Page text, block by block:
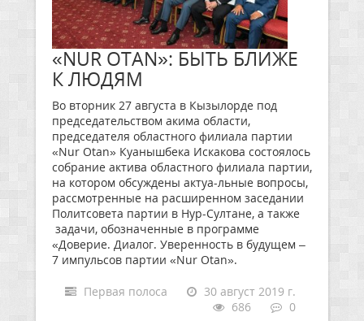
«NUR OTAN»: БЫТЬ БЛИЖЕ
К ЛЮДЯМ
Во вторник 27 августа в Кызылорде под
председательством акима области,
председателя областного филиала партии
«Nur Otan» Куанышбека Искакова состоялось
собрание актива областного филиала партии,
на котором обсуждены актуа-льные вопросы,
рассмотренные на расширенном заседании
Политсовета партии в Нур-Султане, а также
задачи, обозначенные в программе
«Доверие. Диалог. Уверенность в будущем –
7 импульсов партии «Nur Otan».
Первая полоса
30 август 2019 г.
686
0